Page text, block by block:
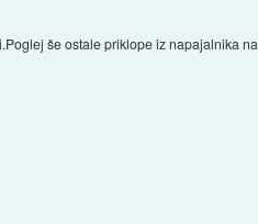
še ostale priklope iz napajalnika na